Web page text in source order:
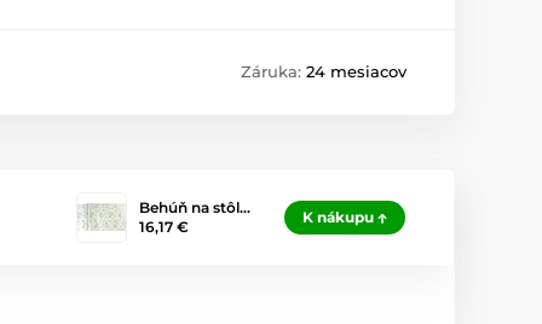
Záruka: 24 mesiacov
Behúň na stôl…
16,17 €
K nákupu